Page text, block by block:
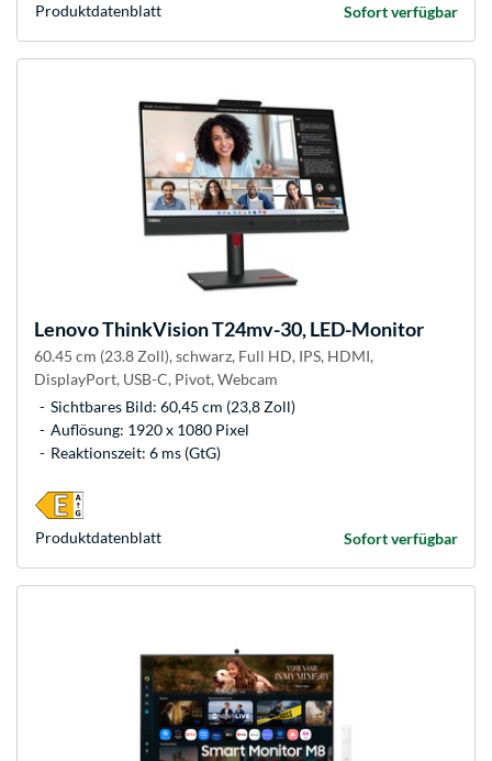
Sofort verfügbar
Produkt­datenblatt
LenovoThinkVision T24mv-30, LED-Monitor
60.45 cm (23.8 Zoll), schwarz, Full HD, IPS, HDMI,
DisplayPort, USB-C, Pivot, Webcam
Sichtbares Bild: 60,45 cm (23,8 Zoll)
Auflösung: 1920 x 1080 Pixel
Reaktionszeit: 6 ms (GtG)
Sofort verfügbar
Produkt­datenblatt